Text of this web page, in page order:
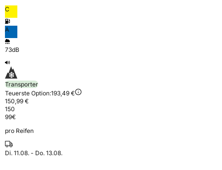
C
A
73dB
Transporter
Teuerste Option:193,49 €
150,99 €
150
99€
pro Reifen
Di. 11.08. - Do. 13.08.